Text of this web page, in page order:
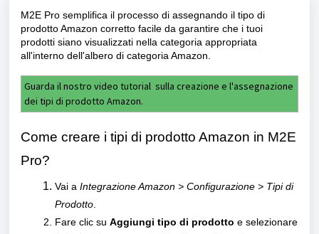
M2E Pro semplifica il processo di assegnando il tipo di
prodotto Amazon corretto facile da garantire che i tuoi
prodotti siano visualizzati nella categoria appropriata
all'interno dell'albero di categoria Amazon.
Guarda il nostro video tutorial sulla creazione e l'assegnazione
dei tipi di prodotto Amazon.
Come creare i tipi di prodotto Amazon in M2E
Pro?
Vai a Integrazione Amazon > Configurazione > Tipi di
Prodotto
Fare clic su Aggiungi tipo di prodotto e selezionare